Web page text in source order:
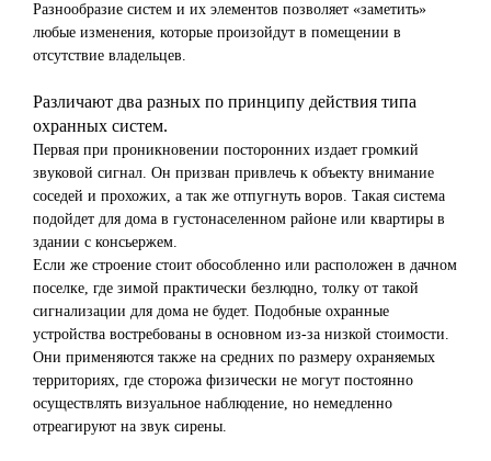
Разнообразие систем и их элементов позволяет «заметить»
любые изменения, которые произойдут в помещении в
отсутствие владельцев.
Различают два разных по принципу действия типа
охранных систем.
Первая при проникновении посторонних издает громкий
звуковой сигнал. Он призван привлечь к объекту внимание
соседей и прохожих, а так же отпугнуть воров. Такая система
подойдет для дома в густонаселенном районе или квартиры в
здании с консьержем.
Если же строение стоит обособленно или расположен в дачном
поселке, где зимой практически безлюдно, толку от такой
сигнализации для дома не будет. Подобные охранные
устройства востребованы в основном из-за низкой стоимости.
Они применяются также на средних по размеру охраняемых
территориях, где сторожа физически не могут постоянно
осуществлять визуальное наблюдение, но немедленно
отреагируют на звук сирены.